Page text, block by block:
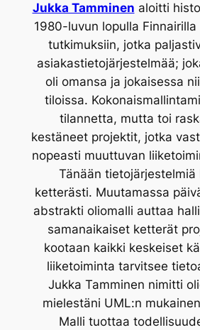
Jukka Tamminen aloitti
1980-luvun lopulla
tutkimuksiin, jotka
asiakastietojärjestelmää;
oli omansa ja jokaisessa
tiloissa.
tilannetta, mutta toi
kestäneet projektit, jotka
nopeasti muuttuvan
Tänään tietojärjestelmiä
ketterästi. Muutamassa
abstrakti oliomalli auttaa
samanaikaiset ketterät
kootaan kaikki keskeiset
liiketoiminta tarvitsee
Jukka Tamminen nimitti
mielestäni UML:n
Malli tuottaa